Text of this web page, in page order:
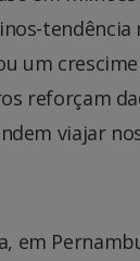
tendência
um
reforçam
viajar
em